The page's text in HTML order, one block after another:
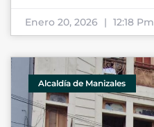
Enero 20, 2026 12:18 Pm
Alcaldía de Manizales